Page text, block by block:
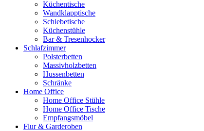
Küchentische
Wandklapptische
Schiebetische
Küchenstühle
Bar & Tresenhocker
Schlafzimmer
Polsterbetten
Massivholzbetten
Hussenbetten
Schränke
Home Office
Home Office Stühle
Home Office Tische
Empfangsmöbel
Flur & Garderoben